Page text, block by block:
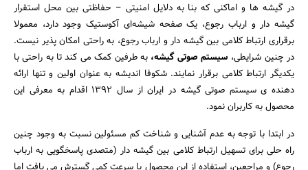
در گیشه ها و اماکنی که بنا به دلایل امنیتی – حفاظتی بین محل استقرار
گیشه دار و ارباب رجوع، یک صفحه شیشه‌ای آکوستیک وجود دارد، معمولا
برقراری ارتباط کلامی بین گیشه دار و ارباب رجوع، به راحتی امکان پذیر نیست.
در چنین شرایطی، سیستم صوتی گیشه، به طرفین کمک می کند تا به راحتی با
یکدیگر ارتباط کلامی برقرار نمایند. شکوفا اندیشه به عنوان اولین و تنها ارائه
دهنده ی سیستم صوتی گیشه در ایران از سال ۱۳۹۲ اقدام به معرفی این
محصول به کاربران نمود.
در ابتدا با توجه به عدم آشنایی و شناخت کم مسئولین نسبت به وجود چنین
راه حلی برای تسهیل ارتباط کلامی بین گیشه دار (متصدی پاسخگویی به ارباب